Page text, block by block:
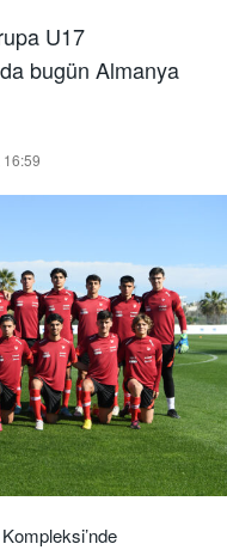
U17
bugün Almanya